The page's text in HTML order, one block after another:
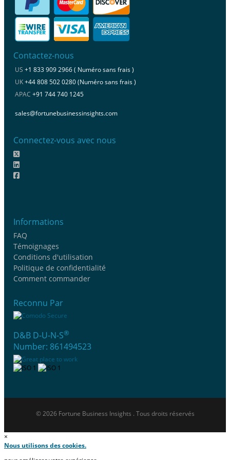
Contactez-nous
US +1 833 909 2966 ( Numéro sans frais )
UK+44 808 502 0280 (Numéro sans frais )
APAC +91 744 740 1245
sales@fortunebusinessinsights.com
Connectez-vous avec nous
Informations
FAQ
Témoignages
Conditions d'utilisation
Politique de confidentialité
Comment commander
Reconnu Par
D&B D-U-N-S®
Number: 861494523
© 2026 Fortune Business Insights . Tous droits réservés
×
Nous utilisons des cookies.